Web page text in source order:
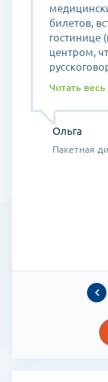
билетов,
гостинице
центром,
Дарья
только
-
Желаю,
прекрасных
С
Читать
Ольга
Пакетная